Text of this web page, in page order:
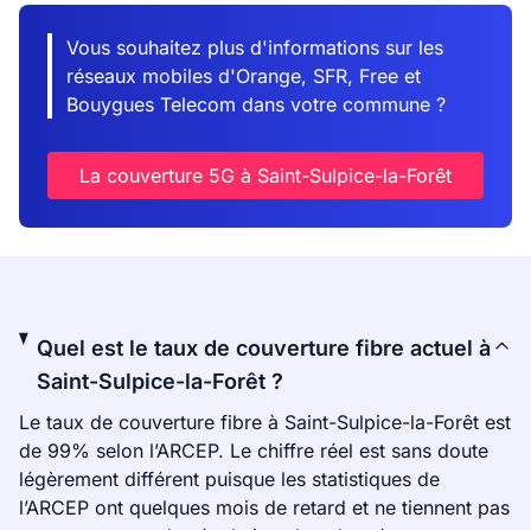
Vous souhaitez plus d'informations sur les
réseaux mobiles d'Orange, SFR, Free et
Bouygues Telecom dans votre commune ?
La couverture 5G à Saint-Sulpice-la-Forêt
Quel est le taux de couverture fibre actuel à
Saint-Sulpice-la-Forêt ?
Le taux de couverture fibre à Saint-Sulpice-la-Forêt est
de 99% selon l’ARCEP. Le chiffre réel est sans doute
légèrement différent puisque les statistiques de
l’ARCEP ont quelques mois de retard et ne tiennent pas